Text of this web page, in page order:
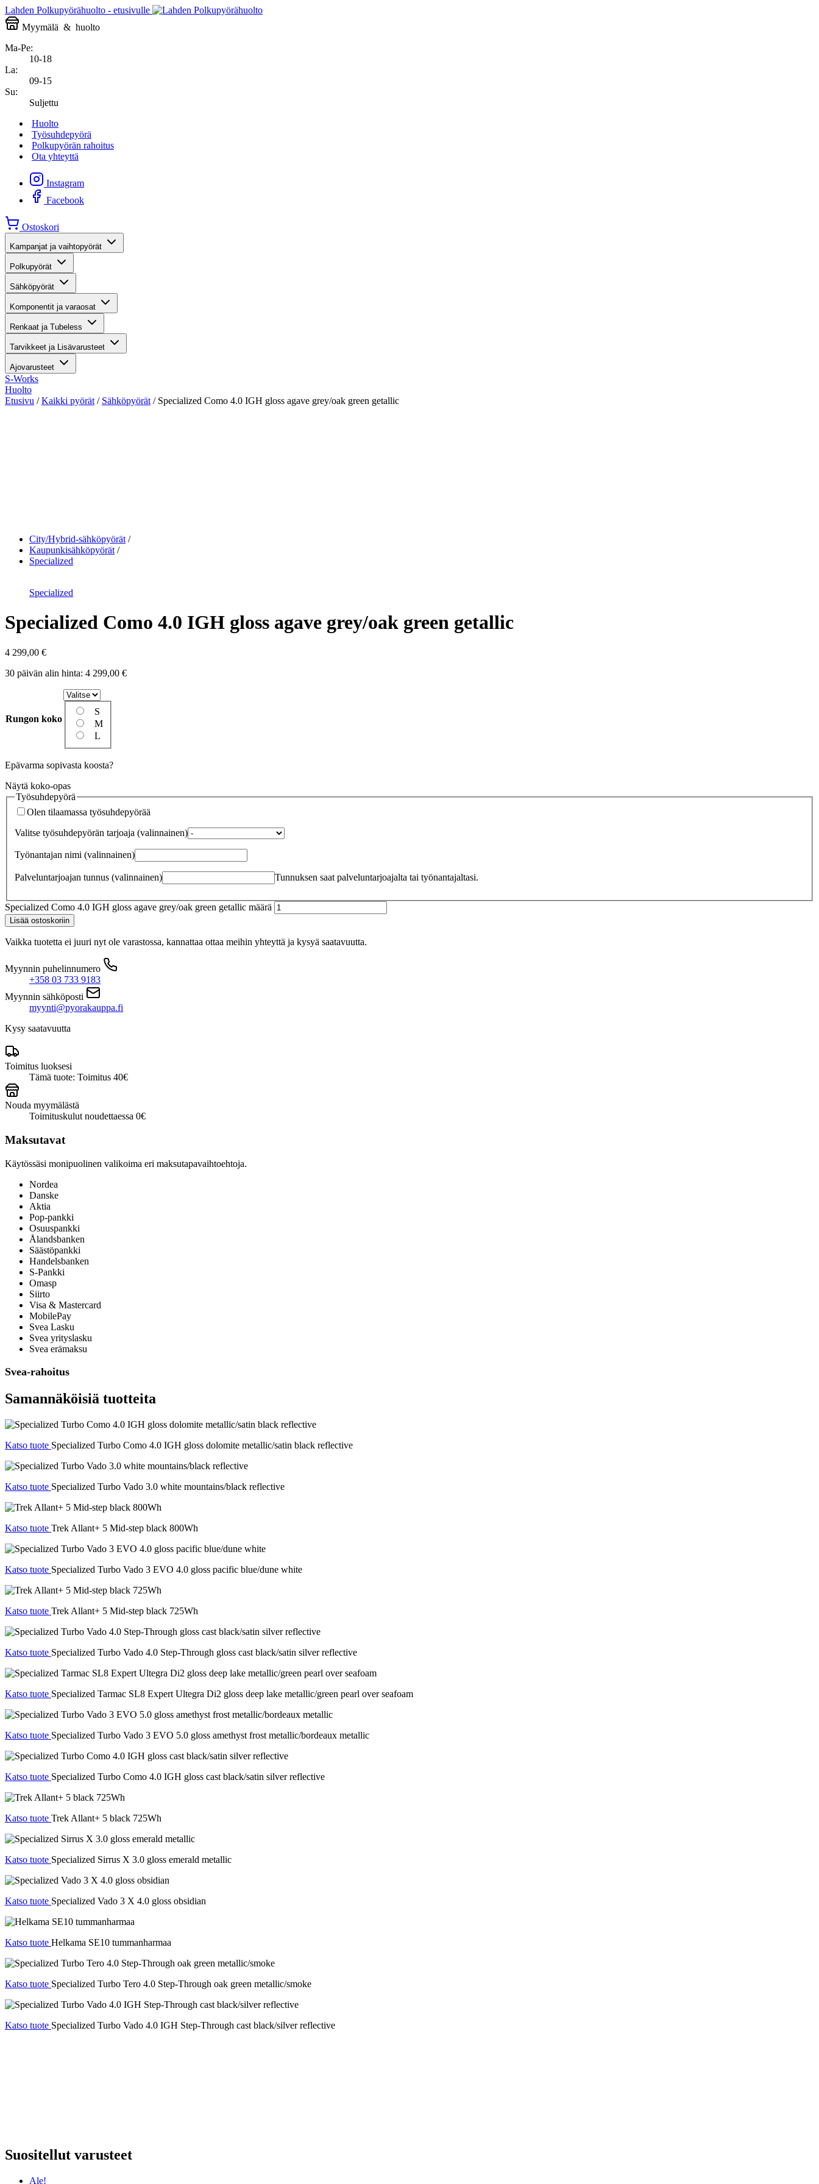
Lahden Polkupyörähuolto - etusivulle
Myymälä & huolto
Ma-Pe:
10-18
La:
09-15
Su:
Suljettu
Huolto
Työsuhdepyörä
Polkupyörän rahoitus
Ota yhteyttä
Instagram
Facebook
Ostoskori
Kampanjat ja vaihtopyörät
Polkupyörät
Sähköpyörät
Komponentit ja varaosat
Renkaat ja Tubeless
Tarvikkeet ja Lisävarusteet
Ajovarusteet
S-Works
Huolto
Etusivu /Kaikki pyörät / Sähköpyörät / Specialized Como 4.0 IGH gloss agave grey/oak green getallic
City/Hybrid-sähköpyörät
Kaupunkisähköpyörät
Specialized
Specialized
Specialized Como 4.0 IGH gloss agave grey/oak green getallic
4 299,00 €
30 päivän alin hinta: 4 299,00 €
Rungon koko
S
M
L
Epävarma sopivasta koosta?
Näytä koko-opas
Työsuhdepyörä
Olen tilaamassa työsuhdepyörää
Valitse työsuhdepyörän tarjoaja (valinnainen)
Työnantajan nimi (valinnainen)
Palveluntarjoajan tunnus (valinnainen) Tunnuksen saat palveluntarjoajalta tai työnantajaltasi.
Specialized Como 4.0 IGH gloss agave grey/oak green getallic määrä
Lisää ostoskoriin
Vaikka tuotetta ei juuri nyt ole varastossa, kannattaa ottaa meihin yhteyttä ja kysyä saatavuutta.
Myynnin puhelinnumero
+358 03 733 9183
Myynnin sähköposti
myynti@pyorakauppa.fi
Kysy saatavuutta
Toimitus luoksesi
Tämä tuote: Toimitus 40€
Nouda myymälästä
Toimituskulut noudettaessa 0€
Maksutavat
Käytössäsi monipuolinen valikoima eri maksutapavaihtoehtoja.
Nordea
Danske
Aktia
Pop-pankki
Osuuspankki
Ålandsbanken
Säästöpankki
Handelsbanken
S-Pankki
Omasp
Siirto
Visa & Mastercard
MobilePay
Svea Lasku
Svea yrityslasku
Svea erämaksu
Svea-rahoitus
Samannäköisiä tuotteita
Katso tuote Specialized Turbo Como 4.0 IGH gloss dolomite metallic/satin black reflective
Katso tuote Specialized Turbo Vado 3.0 white mountains/black reflective
Katso tuote Trek Allant+ 5 Mid-step black 800Wh
Katso tuote Specialized Turbo Vado 3 EVO 4.0 gloss pacific blue/dune white
Katso tuote Trek Allant+ 5 Mid-step black 725Wh
Katso tuote Specialized Turbo Vado 4.0 Step-Through gloss cast black/satin silver reflective
Katso tuote Specialized Tarmac SL8 Expert Ultegra Di2 gloss deep lake metallic/green pearl over seafoam
Katso tuote Specialized Turbo Vado 3 EVO 5.0 gloss amethyst frost metallic/bordeaux metallic
Katso tuote Specialized Turbo Como 4.0 IGH gloss cast black/satin silver reflective
Katso tuote Trek Allant+ 5 black 725Wh
Katso tuote Specialized Sirrus X 3.0 gloss emerald metallic
Katso tuote Specialized Vado 3 X 4.0 gloss obsidian
Katso tuote Helkama SE10 tummanharmaa
Katso tuote Specialized Turbo Tero 4.0 Step-Through oak green metallic/smoke
Katso tuote Specialized Turbo Vado 4.0 IGH Step-Through cast black/silver reflective
Suositellut varusteet
Ale!